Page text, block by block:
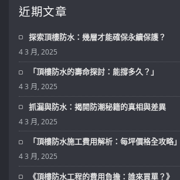
近期文章
探索頂樓防水：幾層才能確保永續保護？
4 3 月, 2025
「頂樓防水的壽命探討：能撐多久？」
4 3 月, 2025
抓漏與防水：揭開防潮秘籍的真相與差異
4 3 月, 2025
「頂樓防水施工費用解析：每坪價格全攻略」
4 3 月, 2025
《頂樓防水工程的費用負擔：誰來買單？》